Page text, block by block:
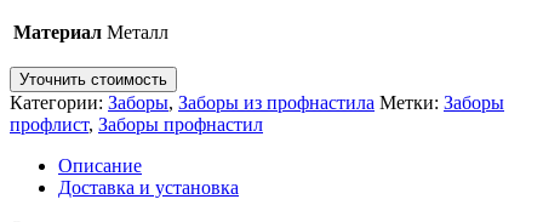
Материал Металл
Уточнить стоимость
Категории: Заборы, Заборы из профнастила Метки: Заборы
профлист, Заборы профнастил
Описание
Доставка и установка